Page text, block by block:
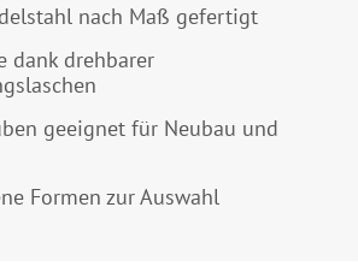
nach Maß gefertigt
dank drehbarer
geeignet für Neubau und
Formen zur Auswahl